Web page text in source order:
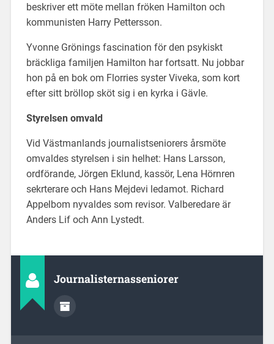
beskriver ett möte mellan fröken Hamilton och
kommunisten Harry Pettersson.
Yvonne Grönings fascination för den psykiskt
bräckliga familjen Hamilton har fortsatt. Nu jobbar
hon på en bok om Florries syster Viveka, som kort
efter sitt bröllop sköt sig i en kyrka i Gävle.
Styrelsen omvald
Vid Västmanlands journalistseniorers årsmöte
omvaldes styrelsen i sin helhet: Hans Larsson,
ordförande, Jörgen Eklund, kassör, Lena Hörnren
sekrterare och Hans Mejdevi ledamot. Richard
Appelbom nyvaldes som revisor. Valberedare är
Anders Lif och Ann Lystedt.
Journalisternasseniorer